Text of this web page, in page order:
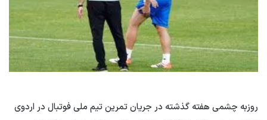
روزبه چشمی هفته گذشته در جریان تمرین تیم ملی فوتبال در اردوی